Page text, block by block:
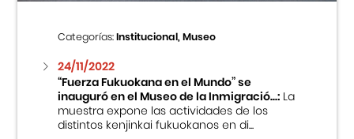
Categorías:Institucional, Museo
24/11/2022
“Fuerza Fukuokana en el Mundo” se
inauguró en el Museo de la Inmigració...:La
muestra expone las actividades de los
distintos kenjinkai fukuokanos en di...